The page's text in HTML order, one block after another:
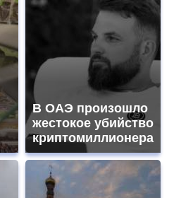
В ОАЭ произошло
жестокое убийство
криптомиллионера